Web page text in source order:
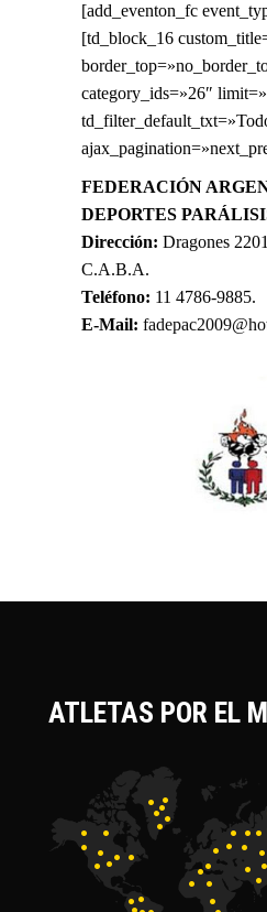
[add_eventon_fc
[td_block_16
category_ids=»26″
FEDERACIÓN
DEPORTES
Dirección: Dragones
C.A.B.A.
Teléfono: 11 4786-9885.
E-Mail:
ATLETAS POR EL